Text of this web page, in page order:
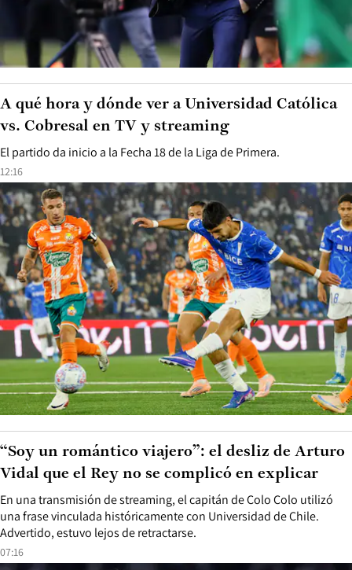
12:16
El partido da inicio a la Fecha 18 de la Liga de Primera.
A qué hora y dónde ver a Universidad Católica
vs. Cobresal en TV y streaming
07:16
En una transmisión de streaming, el capitán de Colo Colo utilizó
una frase vinculada históricamente con Universidad de Chile.
Advertido, estuvo lejos de retractarse.
“Soy un romántico viajero”: el desliz de Arturo
Vidal que el Rey no se complicó en explicar